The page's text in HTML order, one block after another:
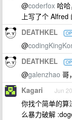
@coderfox 哈
上写了个
DEATHKEL OP
@
DEATHKEL OP
@galenzhao 哥
Kagari Jun
你找个简单的算
么暴力破解